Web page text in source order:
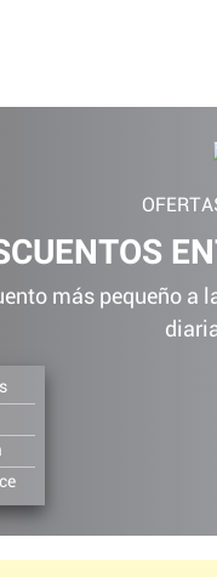
más pequeño